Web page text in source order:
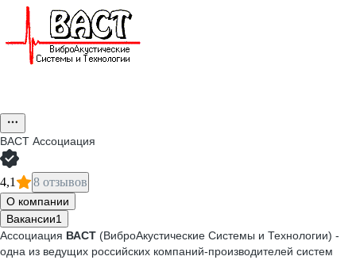
ВАСТ Ассоциация
4,1 8 отзывов
О компании
Вакансии1
Ассоциация ВАСТ (ВиброАкустические Системы и Технологии) -
одна из ведущих российских компаний-производителей систем